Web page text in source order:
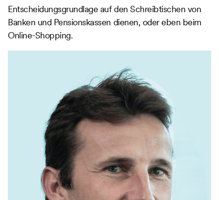
Entscheidungsgrundlage auf den Schreibtischen von
Banken und Pensionskassen dienen, oder eben beim
Online-Shopping.